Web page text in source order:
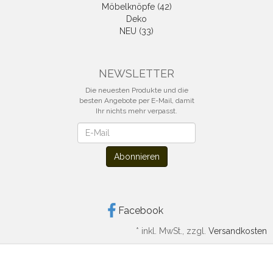
Möbelknöpfe (42)
Deko
NEU (33)
NEWSLETTER
Die neuesten Produkte und die
besten Angebote per E-Mail, damit
Ihr nichts mehr verpasst.
Abonnieren
Facebook
* inkl. MwSt., zzgl. Versandkosten